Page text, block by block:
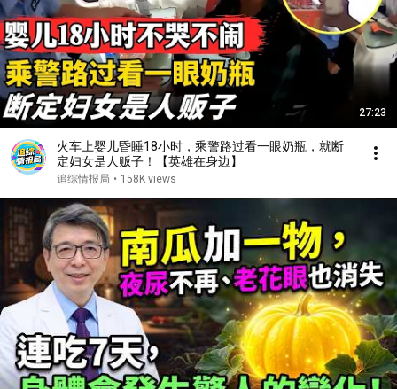
27:23
火车上婴儿昏睡18小时，乘警路过看一眼奶瓶，就断
定妇女是人贩子！【英雄在身边】
追综情报局 • 158K views